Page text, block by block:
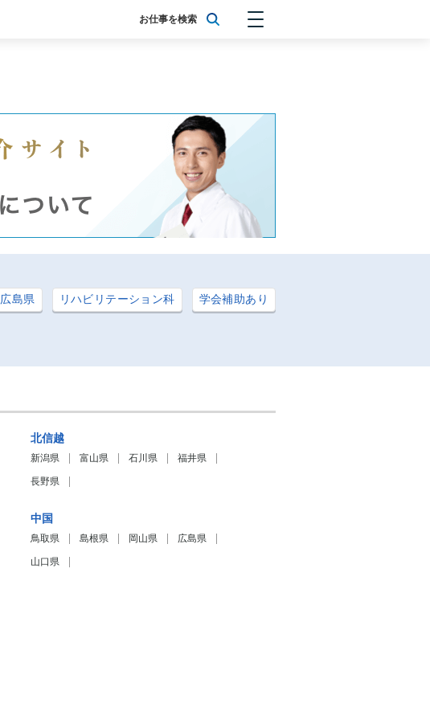
お仕事を検索
広島県 リハビリテーション科 学会補助あり
北信越
新潟県 富山県 石川県 福井県
長野県
中国
鳥取県 島根県 岡山県 広島県
山口県